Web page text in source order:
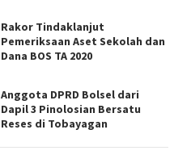
Rakor Tindaklanjut
Pemeriksaan Aset Sekolah dan
Dana BOS TA 2020
Anggota DPRD Bolsel dari
Dapil 3 Pinolosian Bersatu
Reses di Tobayagan